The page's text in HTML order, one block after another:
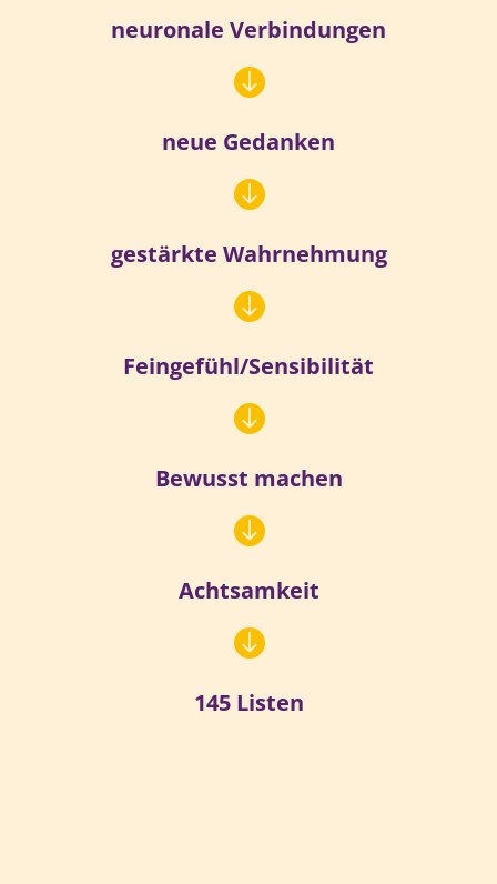
neuronale Verbindungen

neue Gedanken

gestärkte Wahrnehmung

Feingefühl/Sensibilität

Bewusst machen

Achtsamkeit

145 Listen